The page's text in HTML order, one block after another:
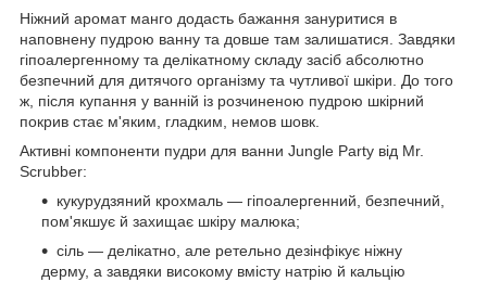
Ніжний аромат манго додасть бажання зануритися в
наповнену пудрою ванну та довше там залишатися. Завдяки
гіпоалергенному та делікатному складу засіб абсолютно
безпечний для дитячого організму та чутливої шкіри. До того
ж, після купання у ванній із розчиненою пудрою шкірний
покрив стає м'яким, гладким, немов шовк.
Активні компоненти пудри для ванни Jungle Party від Mr.
Scrubber:
кукурудзяний крохмаль — гіпоалергенний, безпечний,
пом'якшує й захищає шкіру малюка;
сіль — делікатно, але ретельно дезінфікує ніжну
дерму, а завдяки високому вмісту натрію й кальцію